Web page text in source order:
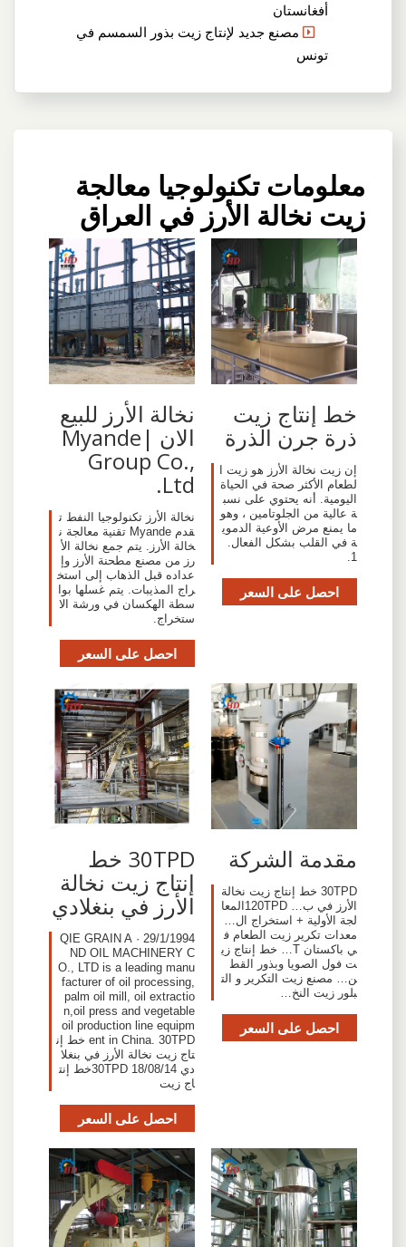
أفغانستان
مصنع جديد لإنتاج زيت بذور السمسم في
تونس
معلومات تكنولوجيا معالجة
زيت نخالة الأرز في العراق
خط إنتاج زيت
ذرة جرن الذرة
إن زيت نخالة الأرز هو زيت ا
لطعام الأكثر صحة في الحياة
اليومية. أنه يحتوي على نسب
ة عالية من الجلوتامين ، وهو
ما يمنع مرض الأوعية الدموي
ة في القلب بشكل الفعال.
1.
احصل على السعر
نخالة الأرز للبيع
الان |Myande
Group Co.,
Ltd.
نخالة الأرز تكنولوجيا النفط ت
قدم Myande تقنية معالجة ن
خالة الأرز. يتم جمع نخالة الأ
رز من مصنع مطحنة الأرز وإ
عداده قبل الذهاب إلى استخ
راج المذيبات. يتم غسلها بوا
سطة الهكسان في ورشة الا
ستخراج.
احصل على السعر
مقدمة الشركة
30TPD خط إنتاج زيت نخالة
الأرز في ب… 120TPDالمعا
لجة الأولية + استخراج ال…
معدات تكرير زيت الطعام ف
ي باكستان T… خط إنتاج زي
ت فول الصويا وبذور القط
ن… مصنع زيت التكرير و الت
بلور زيت النخ…
احصل على السعر
30TPD خط
إنتاج زيت نخالة
الأرز في بنغلادي
29/1/1994 · QIE GRAIN A
ND OIL MACHINERY C
O., LTD is a leading manu
facturer of oil processing,
palm oil mill, oil extractio
n,oil press and vegetable
oil production line equipm
ent in China. 30TPD خط إن
تاج زيت نخالة الأرز في بنغلا
دي 18/08/14 30TPDخط إنت
اج زيت
احصل على السعر